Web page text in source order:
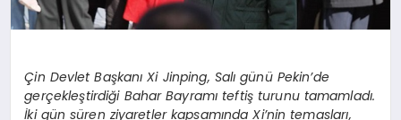
Çin Devlet Başkanı Xi Jinping, Salı günü Pekin’de
gerçekleştirdiği Bahar Bayramı teftiş turunu tamamladı.
İki gün süren ziyaretler kapsamında Xi’nin temasları,